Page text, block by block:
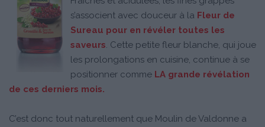
s’associent avec douceur à la Fleur de
Sureau pour en révéler toutes les
saveurs. Cette petite fleur blanche, qui joue
les prolongations en cuisine, continue à se
positionner comme LA grande révélation
de ces derniers mois.
C’est donc tout naturellement que Moulin de Valdonne a